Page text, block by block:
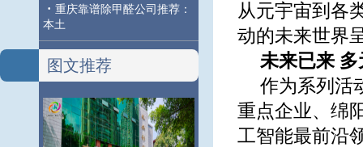
· 重庆靠谱除甲醛公司推荐：
本土
图文推荐
从元宇宙到各
动的未来世界
未来已来
作为系列活
重点企业、绵
工智能最前沿